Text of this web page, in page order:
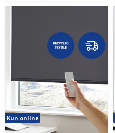
Kun online